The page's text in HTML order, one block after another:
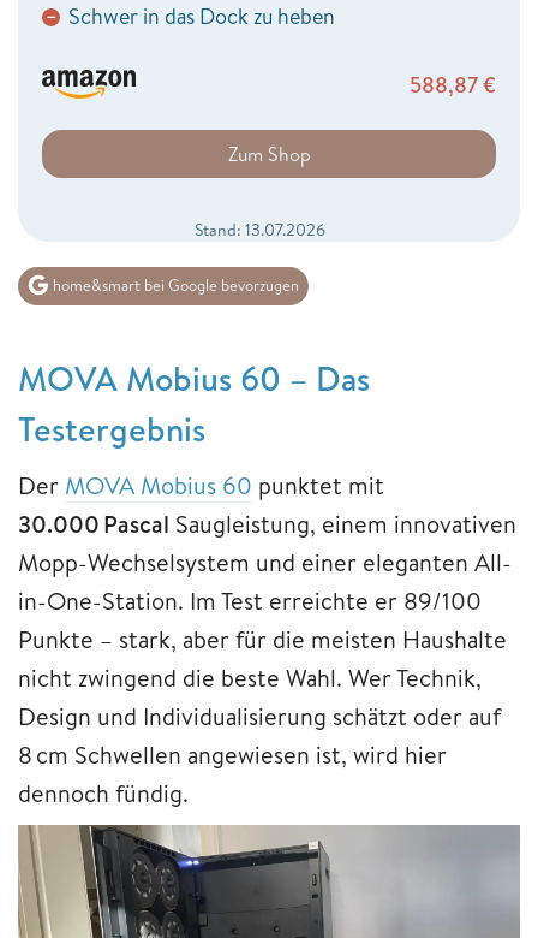
− Schwer in das Dock zu heben
588,87€
Zum Shop
Stand: 13.07.2026
home&smart bei Google bevorzugen
MOVA Mobius 60 – Das
Testergebnis
Der MOVA Mobius 60 punktet mit
30.000 Pascal Saugleistung, einem innovativen
Mopp-Wechselsystem und einer eleganten All-
in-One-Station. Im Test erreichte er 89/100
Punkte – stark, aber für die meisten Haushalte
nicht zwingend die beste Wahl. Wer Technik,
Design und Individualisierung schätzt oder auf
8 cm Schwellen angewiesen ist, wird hier
dennoch fündig.